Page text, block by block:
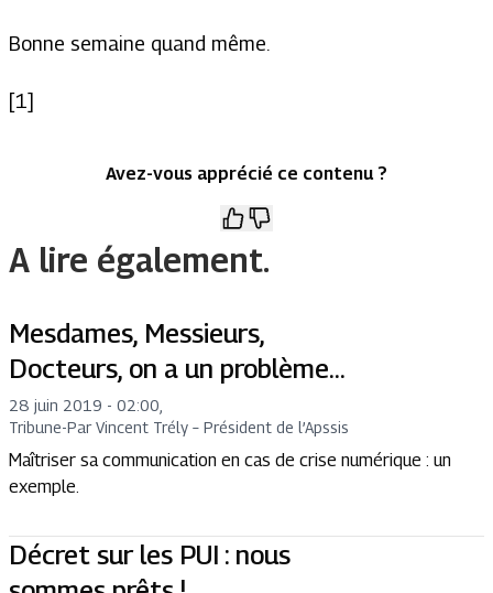
Bonne semaine quand même.
[1]
Avez-vous apprécié ce contenu ?
A lire également.
Mesdames, Messieurs,
Docteurs, on a un problème…
28 juin 2019 - 02:00
Tribune-Par Vincent Trély – Président de l’Apssis
Maîtriser sa communication en cas de crise numérique : un
exemple.
Décret sur les PUI : nous